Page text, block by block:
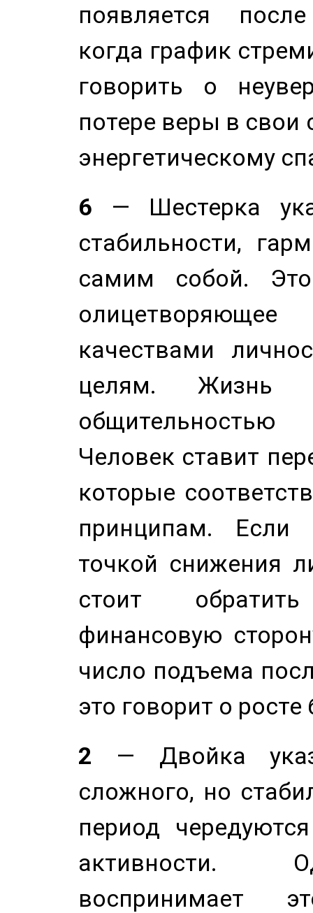
появляется
когда график
говорить о
потере веры в свои
энергетическому
6 — Шестерка
стабильности,
самим собой.
качествами
целям. Жизнь
Человек ставит
которые
принципам. Если
точкой снижения
стоит
финансовую
число подъема
это говорит о
2 — Двойка
сложного, но
период
активности.
воспринимает